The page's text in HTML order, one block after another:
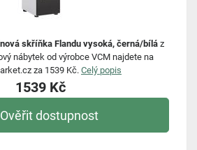
skříňka Flandu vysoká, černá/bíláz
nábytek od výrobce VCM najdete na
za 1539 Kč. Celý popis
1539 Kč
Ověřit dostupnost